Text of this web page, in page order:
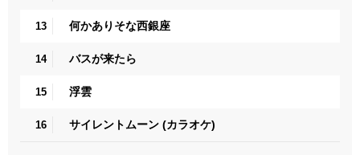
13 何かありそな西銀座
14 バスが来たら
15 浮雲
16 サイレントムーン (カラオケ)